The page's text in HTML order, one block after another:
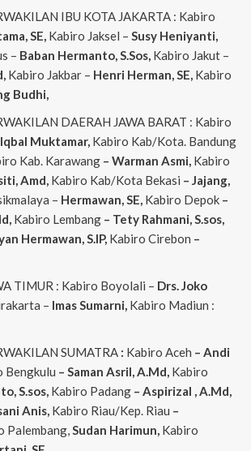
IBU KOTA JAKARTA : Kabiro
SE, Kabiro Jaksel – Susy Heniyanti,
– Baban Hermanto, S.Sos, Kabiro Jakut –
Kabiro Jakbar – Henri Herman, SE, Kabiro
Budhi,
DAERAH JAWA BARAT : Kabiro
Iqbal Muktamar, Kabiro Kab/Kota. Bandung
Kab. Karawang – Warman Asmi, Kabiro
Amd, Kabiro Kab/Kota Bekasi – Jajang,
– Hermawan, SE, Kabiro Depok–
Kabiro Lembang– Tety Rahmani, S.sos,
Hermawan, S.IP, Kabiro Cirebon –
TIMUR : Kabiro Boyolali – Drs. Joko
– ImasSumarni, Kabiro Madiun :
SUMATRA : Kabiro Aceh – Andi
Bengkulu – Saman Asril, A.Md, Kabiro
S.sos, Kabiro Padang– Aspirizal , A.Md,
Anis, Kabiro Riau/Kep. Riau –
Palembang,Sudan Harimun, Kabiro